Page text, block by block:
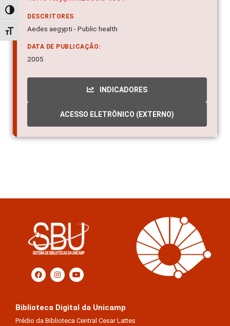
Alternar alto contraste
Alternar tamanho da fonte
DESCRITORES
Aedes aegypti - Public health
DATA DE PUBLICAÇÃO:
2005
INDICADORES
Prédio da Biblioteca Central Cesar Lattes
Rua Sérgio Buarque de Holanda, 421 – 1º piso